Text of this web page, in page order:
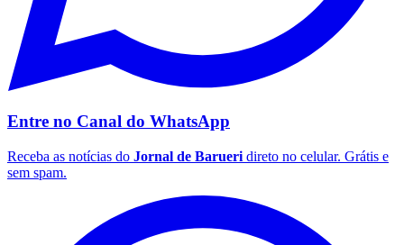
Seguir Canal